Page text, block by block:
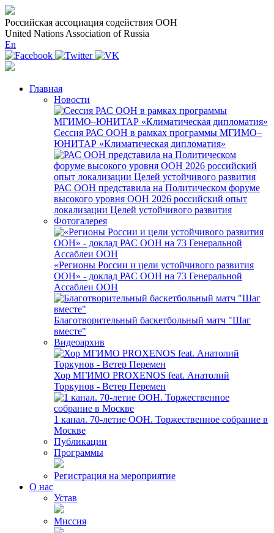
Российская ассоциация содействия ООН
United Nations Association of Russia
En
Главная
Новости
Сессия РАС ООН в рамках программы МГИМО–
ЮНИТАР «Климатическая дипломатия»
РАС ООН представила на Политическом форуме
высокого уровня ООН 2026 российский опыт
локализации Целей устойчивого развития
Фотогалерея
«Регионы России и цели устойчивого развития
ООН» - доклад РАС ООН на 73 Генеральной
Ассаблеи ООН
Благотворительный баскетбольный матч "Шаг
вместе"
Видеоархив
Хор МГИМО PROXENOS feat. Анатолий
Торкунов - Ветер Перемен
1 канал. 70-летие ООН. Торжественное собрание в
Москве
Публикации
Программы
Регистрация на мероприятие
О нас
Устав
Миссия